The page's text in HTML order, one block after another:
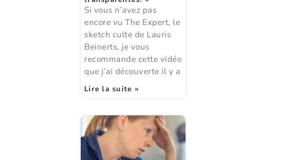
Si vous n’avez pas
encore vu The Expert, le
sketch culte de Lauris
Beinerts, je vous
recommande cette vidéo
que j’ai découverte il y a
Lire la suite »